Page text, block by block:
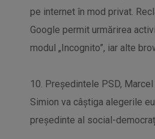
pe internet în mod privat.
Google permit urmărirea
modul „Incognito”, iar alte
10. Președintele PSD,
Simion va câștiga alegerile
președinte al social-